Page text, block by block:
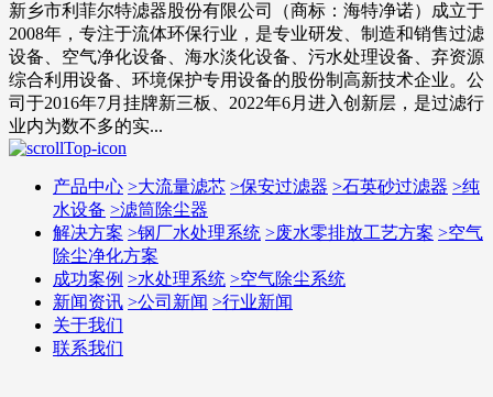
新乡市利菲尔特滤器股份有限公司（商标：海特净诺）成立于
2008年，专注于流体环保行业，是专业研发、制造和销售过滤
设备、空气净化设备、海水淡化设备、污水处理设备、弃资源
综合利用设备、环境保护专用设备的股份制高新技术企业。公
司于2016年7月挂牌新三板、2022年6月进入创新层，是过滤行
业内为数不多的实...
产品中心 >大流量滤芯 >保安过滤器 >石英砂过滤器 >纯
水设备 >滤筒除尘器
解决方案 >钢厂水处理系统 >废水零排放工艺方案 >空气
除尘净化方案
成功案例 >水处理系统 >空气除尘系统
新闻资讯 >公司新闻 >行业新闻
关于我们
联系我们